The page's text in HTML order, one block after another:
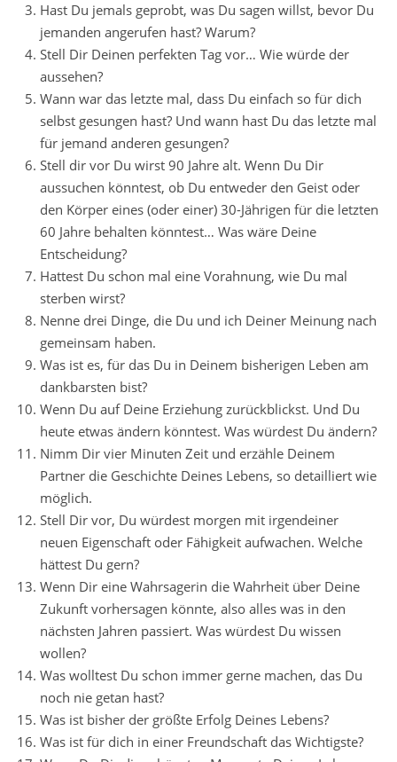
Hast Du jemals geprobt, was Du sagen willst, bevor Du
jemanden angerufen hast? Warum?
Stell Dir Deinen perfekten Tag vor… Wie würde der
aussehen?
Wann war das letzte mal, dass Du einfach so für dich
selbst gesungen hast? Und wann hast Du das letzte mal
für jemand anderen gesungen?
Stell dir vor Du wirst 90 Jahre alt. Wenn Du Dir
aussuchen könntest, ob Du entweder den Geist oder
den Körper eines (oder einer) 30-Jährigen für die letzten
60 Jahre behalten könntest… Was wäre Deine
Entscheidung?
Hattest Du schon mal eine Vorahnung, wie Du mal
sterben wirst?
Nenne drei Dinge, die Du und ich Deiner Meinung nach
gemeinsam haben.
Was ist es, für das Du in Deinem bisherigen Leben am
dankbarsten bist?
Wenn Du auf Deine Erziehung zurückblickst. Und Du
heute etwas ändern könntest. Was würdest Du ändern?
Nimm Dir vier Minuten Zeit und erzähle Deinem
Partner die Geschichte Deines Lebens, so detailliert wie
möglich.
Stell Dir vor, Du würdest morgen mit irgendeiner
neuen Eigenschaft oder Fähigkeit aufwachen. Welche
hättest Du gern?
Wenn Dir eine Wahrsagerin die Wahrheit über Deine
Zukunft vorhersagen könnte, also alles was in den
nächsten Jahren passiert. Was würdest Du wissen
wollen?
Was wolltest Du schon immer gerne machen, das Du
noch nie getan hast?
Was ist bisher der größte Erfolg Deines Lebens?
Was ist für dich in einer Freundschaft das Wichtigste?